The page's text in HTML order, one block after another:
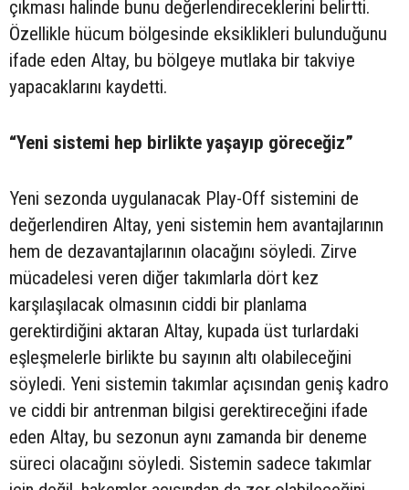
çıkması halinde bunu değerlendireceklerini belirtti.
Özellikle hücum bölgesinde eksiklikleri bulunduğunu
ifade eden Altay, bu bölgeye mutlaka bir takviye
yapacaklarını kaydetti.
“Yeni sistemi hep birlikte yaşayıp göreceğiz”
Yeni sezonda uygulanacak Play-Off sistemini de
değerlendiren Altay, yeni sistemin hem avantajlarının
hem de dezavantajlarının olacağını söyledi. Zirve
mücadelesi veren diğer takımlarla dört kez
karşılaşılacak olmasının ciddi bir planlama
gerektirdiğini aktaran Altay, kupada üst turlardaki
eşleşmelerle birlikte bu sayının altı olabileceğini
söyledi. Yeni sistemin takımlar açısından geniş kadro
ve ciddi bir antrenman bilgisi gerektireceğini ifade
eden Altay, bu sezonun aynı zamanda bir deneme
süreci olacağını söyledi. Sistemin sadece takımlar